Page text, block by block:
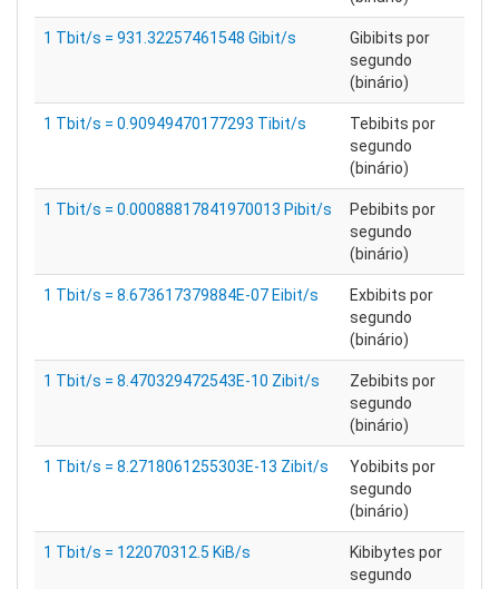
1 Tbit/s = 931.32257461548 Gibit/s
Gibibits por
segundo
(binário)
1 Tbit/s = 0.90949470177293 Tibit/s
Tebibits por
segundo
(binário)
1 Tbit/s = 0.00088817841970013 Pibit/s
Pebibits por
segundo
(binário)
1 Tbit/s = 8.673617379884E-07 Eibit/s
Exbibits por
segundo
(binário)
1 Tbit/s = 8.470329472543E-10 Zibit/s
Zebibits por
segundo
(binário)
1 Tbit/s = 8.2718061255303E-13 Zibit/s
Yobibits por
segundo
(binário)
1 Tbit/s = 122070312.5 KiB/s
Kibibytes por
segundo